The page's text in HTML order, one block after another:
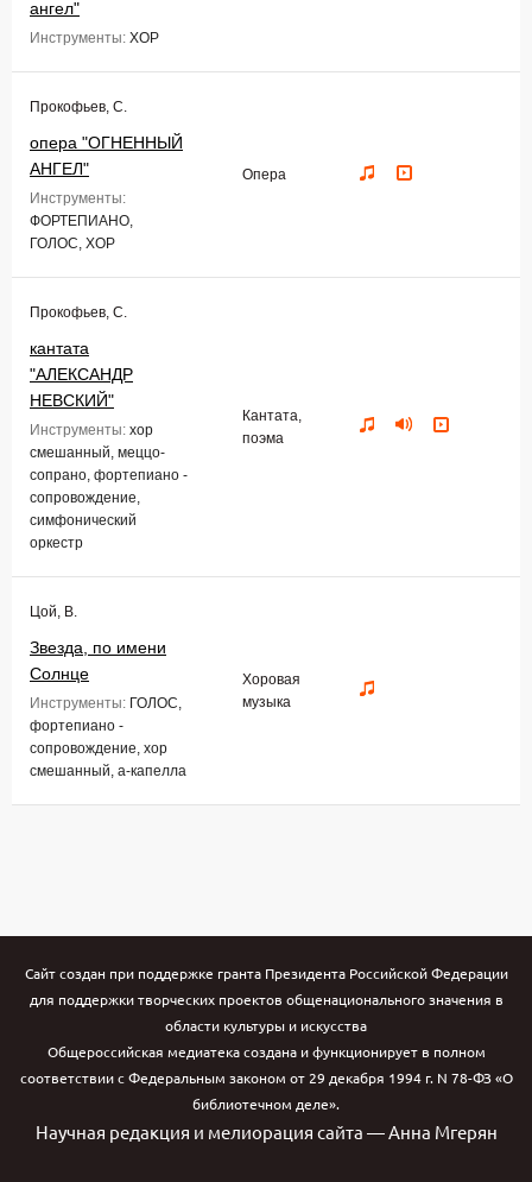
ангел"
Инструменты: ХОР
Прокофьев, С.
опера "ОГНЕННЫЙ
АНГЕЛ"
Инструменты:
ФОРТЕПИАНО,
ГОЛОС, ХОР
Опера
Прокофьев, С.
кантата
"АЛЕКСАНДР
НЕВСКИЙ"
Инструменты: хор
смешанный, меццо-
сопрано, фортепиано -
сопровождение,
симфонический
оркестр
Кантата,
поэма
Цой, В.
Звезда, по имени
Солнце
Инструменты: ГОЛОС,
фортепиано -
сопровождение, хор
смешанный, а-капелла
Хоровая
музыка
Сайт создан при поддержке гранта Президента Российской Федерации
для поддержки творческих проектов общенационального значения в
области культуры и искусства
Общероссийская медиатека создана и функционирует в полном
соответствии с Федеральным законом от 29 декабря 1994 г. N 78-ФЗ «О
библиотечном деле».
Научная редакция и мелиорация сайта — Анна Мгерян